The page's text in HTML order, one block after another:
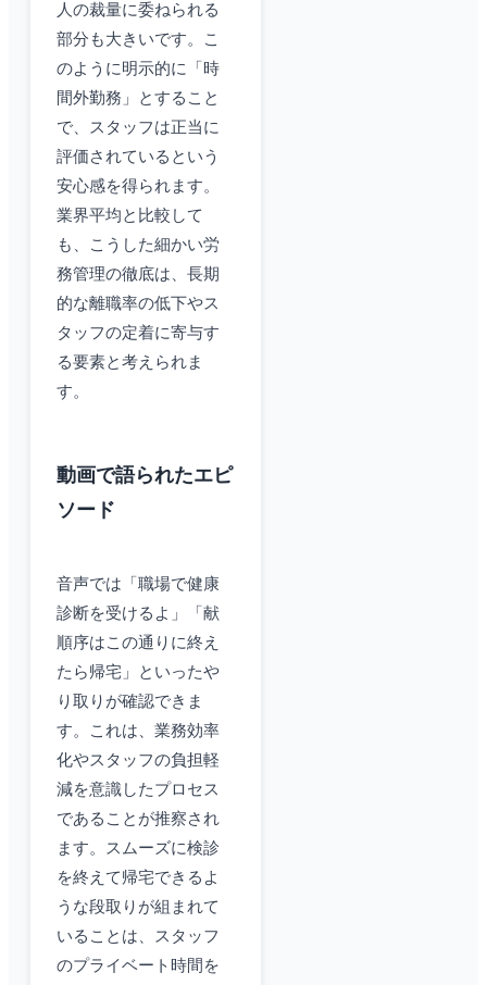
人の裁量に委ねられる
部分も大きいです。こ
のように明示的に「時
間外勤務」とすること
で、スタッフは正当に
評価されているという
安心感を得られます。
業界平均と比較して
も、こうした細かい労
務管理の徹底は、長期
的な離職率の低下やス
タッフの定着に寄与す
る要素と考えられま
す。
動画で語られたエピ
ソード
音声では「職場で健康
診断を受けるよ」「献
順序はこの通りに終え
たら帰宅」といったや
り取りが確認できま
す。これは、業務効率
化やスタッフの負担軽
減を意識したプロセス
であることが推察され
ます。スムーズに検診
を終えて帰宅できるよ
うな段取りが組まれて
いることは、スタッフ
のプライベート時間を